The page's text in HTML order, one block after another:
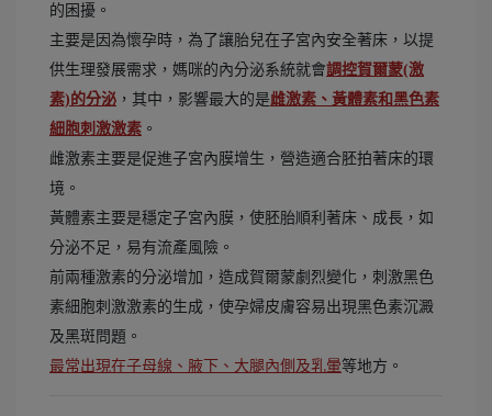
的困擾。
主要是因為懷孕時，為了讓胎兒在子宮內安全著床，以提
供生理發展需求，媽咪的內分泌系統就會調控賀爾蒙(激
素)的分泌 ，其中，影響最大的是雌激素、黃體素和黑色素
細胞刺激激素 。
雌激素主要是促進子宮內膜增生，營造適合胚拍著床的環
境。
黃體素主要是穩定子宮內膜，使胚胎順利著床、成長，如
分泌不足，易有流產風險。
前兩種激素的分泌增加，造成賀爾蒙劇烈變化，刺激黑色
素細胞刺激激素的生成，使孕婦皮膚容易出現黑色素沉澱
及黑斑問題。
最常出現在子母線、腋下、大腿內側及乳暈等地方。